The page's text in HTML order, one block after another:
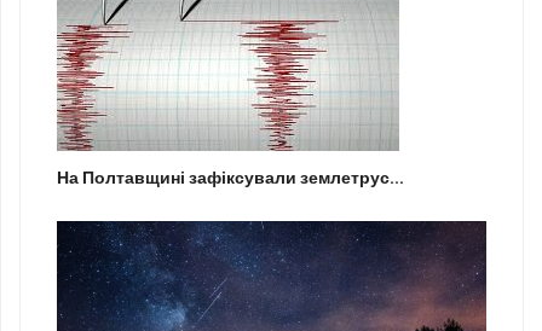
На Полтавщині зафіксували землетрус...